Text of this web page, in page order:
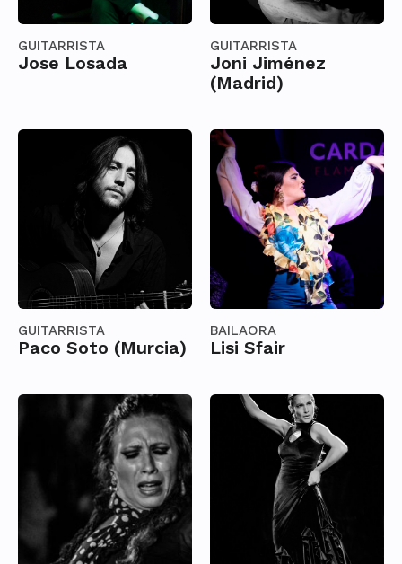
GUITARRISTA
Jose Losada
GUITARRISTA
Joni Jiménez
(Madrid)
GUITARRISTA
Paco Soto (Murcia)
BAILAORA
Lisi Sfair